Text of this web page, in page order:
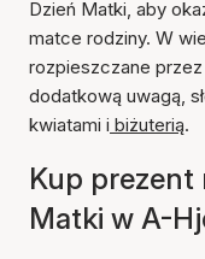
Dzień Matki, aby
matce rodziny. W
rozpieszczane przez
dodatkową uwagą,
kwiatami i biżuterią.
Kup prezent
Matki w A-